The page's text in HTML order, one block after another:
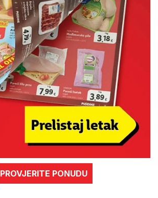
PROVJERITE PONUDU